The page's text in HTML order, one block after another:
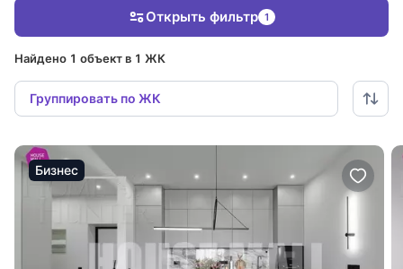
С панорамными окнами
Найдено 1 объект в 1 ЖК
Группировать по ЖК
Открыть фильтр 1
Бизнес